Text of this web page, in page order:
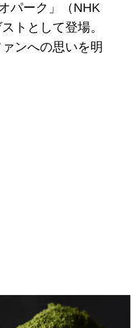
パーク」（NHK
トとして登場。
ンへの思いを明